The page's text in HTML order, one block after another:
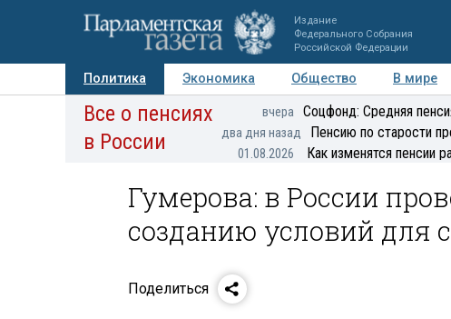
Издание
Федерального Собрания
Российской Федерации
Политика Экономика Общество В мире
Авторы Персоны Мнения Регионы
Все о пенсиях
в России
вчера Соцфонд: Средняя
два дня назад Пенсию по старости
01.08.2026 Как изменятся пенсии
Гумерова: в России
созданию условий для
Поделиться